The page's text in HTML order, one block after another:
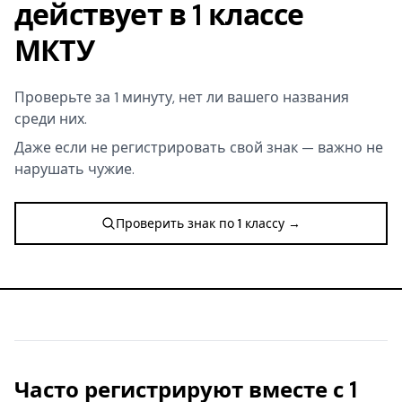
действует в 1 классе
МКТУ
Проверьте за 1 минуту, нет ли вашего названия
среди них.
Даже если не регистрировать свой знак — важно не
нарушать чужие.
Проверить знак по 1 классу →
Часто регистрируют вместе с 1